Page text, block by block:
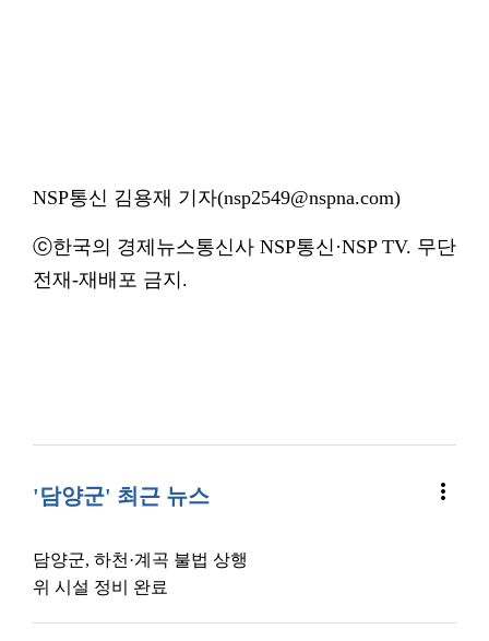
NSP통신 김용재 기자(nsp2549@nspna.com)
ⓒ한국의 경제뉴스통신사 NSP통신·NSP TV. 무단
전재-재배포 금지.
'담양군' 최근 뉴스 more_vert
담양군, 하천·계곡 불법 상행
위 시설 정비 완료